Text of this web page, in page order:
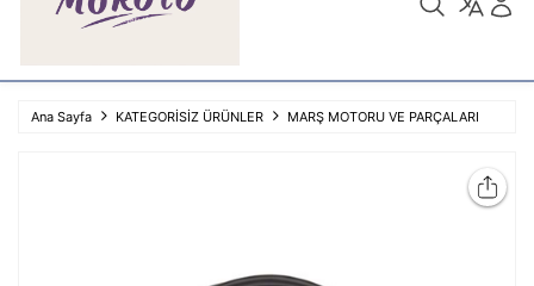
Ana Sayfa KATEGORİSİZ ÜRÜNLER MARŞ MOTORU VE PARÇALARI